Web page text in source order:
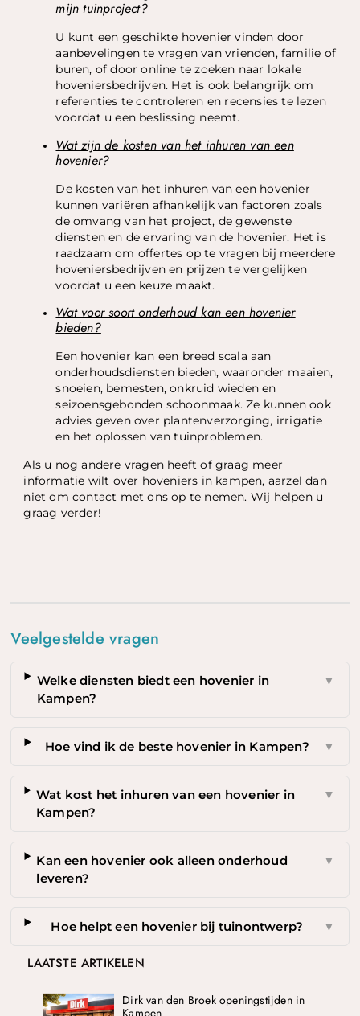
mijn tuinproject?
U kunt een geschikte hovenier vinden door
aanbevelingen te vragen van vrienden, familie of
buren, of door online te zoeken naar lokale
hoveniersbedrijven. Het is ook belangrijk om
referenties te controleren en recensies te lezen
voordat u een beslissing neemt.
Wat zijn de kosten van het inhuren van een
hovenier?
De kosten van het inhuren van een hovenier
kunnen variëren afhankelijk van factoren zoals
de omvang van het project, de gewenste
diensten en de ervaring van de hovenier. Het is
raadzaam om offertes op te vragen bij meerdere
hoveniersbedrijven en prijzen te vergelijken
voordat u een keuze maakt.
Wat voor soort onderhoud kan een hovenier
bieden?
Een hovenier kan een breed scala aan
onderhoudsdiensten bieden, waaronder maaien,
snoeien, bemesten, onkruid wieden en
seizoensgebonden schoonmaak. Ze kunnen ook
advies geven over plantenverzorging, irrigatie
en het oplossen van tuinproblemen.
Als u nog andere vragen heeft of graag meer
informatie wilt over hoveniers in kampen, aarzel dan
niet om contact met ons op te nemen. Wij helpen u
graag verder!
Veelgestelde vragen
Welke diensten biedt een hovenier in
Kampen?
▼
Hoe vind ik de beste hovenier in Kampen? ▼
Wat kost het inhuren van een hovenier in
Kampen?
▼
Kan een hovenier ook alleen onderhoud
leveren?
▼
Hoe helpt een hovenier bij tuinontwerp? ▼
LAATSTE ARTIKELEN
Dirk van den Broek openingstijden in